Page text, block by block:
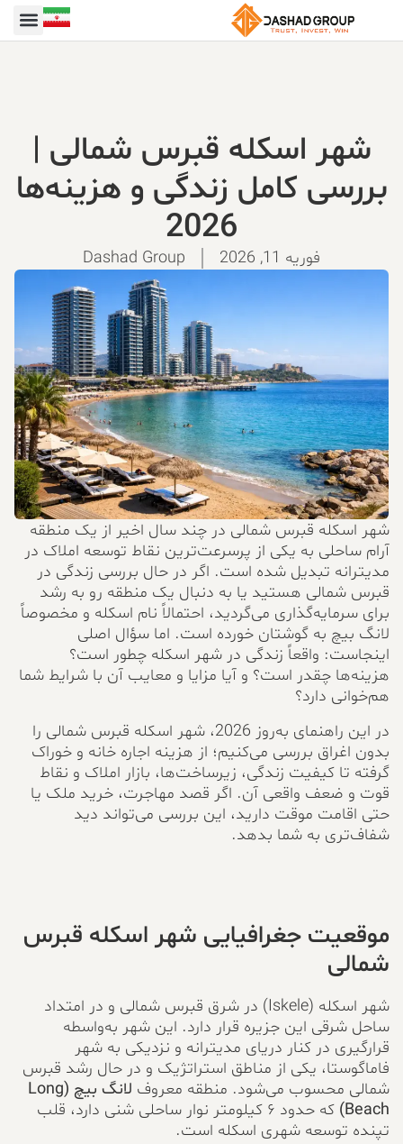
شهر اسکله قبرس شمالی |
بررسی کامل زندگی و هزینه‌ها
2026
فوریه 11, 2026 Dashad Group
شهر اسکله قبرس شمالی در چند سال اخیر از یک منطقه
آرام ساحلی به یکی از پرسرعت‌ترین نقاط توسعه املاک در
مدیترانه تبدیل شده است. اگر در حال بررسی زندگی در
قبرس شمالی هستید یا به دنبال یک منطقه رو به رشد
برای سرمایه‌گذاری می‌گردید، احتمالاً نام اسکله و مخصوصاً
لانگ بیچ به گوشتان خورده است. اما سؤال اصلی
اینجاست: واقعاً زندگی در شهر اسکله چطور است؟
هزینه‌ها چقدر است؟ و آیا مزایا و معایب آن با شرایط شما
هم‌خوانی دارد؟
در این راهنمای به‌روز 2026، شهر اسکله قبرس شمالی را
بدون اغراق بررسی می‌کنیم؛ از هزینه اجاره خانه و خوراک
گرفته تا کیفیت زندگی، زیرساخت‌ها، بازار املاک و نقاط
قوت و ضعف واقعی آن. اگر قصد مهاجرت، خرید ملک یا
حتی اقامت موقت دارید، این بررسی می‌تواند دید
شفاف‌تری به شما بدهد.
موقعیت جغرافیایی شهر اسکله قبرس
شمالی
شهر اسکله (Iskele) در شرق قبرس شمالی و در امتداد
ساحل شرقی این جزیره قرار دارد. این شهر به‌واسطه
قرارگیری در کنار دریای مدیترانه و نزدیکی به شهر
فاماگوستا، یکی از مناطق استراتژیک و در حال رشد قبرس
شمالی محسوب می‌شود. منطقه معروف
لانگ بیچ (Long
Beach)
که حدود ۶ کیلومتر نوار ساحلی شنی دارد، قلب
تپنده توسعه شهری اسکله است.